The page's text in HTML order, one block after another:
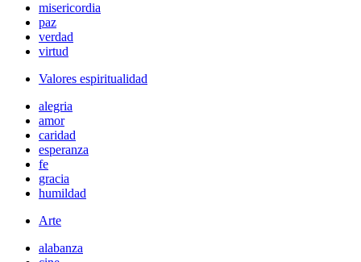
misericordia
paz
verdad
virtud
Valores espiritualidad
alegria
amor
caridad
esperanza
fe
gracia
humildad
Arte
alabanza